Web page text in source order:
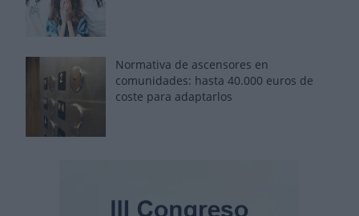
Normativa de ascensores en
comunidades: hasta 40.000 euros de
coste para adaptarlos